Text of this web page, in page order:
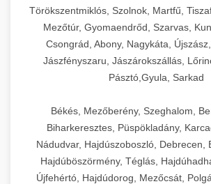
Minden, ami szükséges éttermi
műveletekhez.
chef-
kereskedelmi konyhai
Törökszentmiklós, Szolnok, Martfű,
Mezőtúr, Gyomaendrőd, Szarvas,
Csongrád, Abony, Nagykáta,
Jászfényszaru, Jászárokszállás,
Pásztó,Gyula, Sarkad
Békés, Mezőberény, Szeghalom,
Biharkeresztes, Püspökladány,
Nádudvar, Hajdúszoboszló, Debrecen,
Hajdúböszörmény, Téglás,
Újfehértó, Hajdúdorog, Mezőcsát,